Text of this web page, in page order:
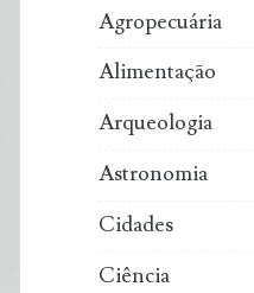
Agropecuária
Alimentação
Arqueologia
Astronomia
Cidades
Ciência